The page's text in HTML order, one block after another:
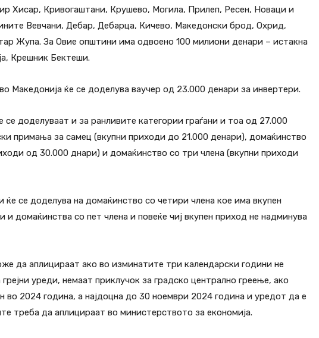
Хисар, Кривогаштани, Крушево, Могила, Прилеп, Ресен, Новаци и
Вевчани, Дебар, Дебарца, Кичево, Македонски брод, Охрид,
Жупа. За Овие општини има одвоено 100 милиони денари – истакна
Крешник Бектеши.
Македонија ќе се доделува ваучер од 23.000 денари за инвертери.
се доделуваат и за ранливите категории граѓани и тоа од 27.000
примања за самец (вкупни приходи до 21.000 денари), домаќинство
од 30.000 днари) и домаќинство со три члена (вкупни приходи
ќе се доделува на домаќинство со четири члена кое има вкупен
домаќинства со пет члена и повеќе чиј вкупен приход не надминува
да аплицираат ако во изминатите три календарски години не
уреди, немаат приклучок за градско централно греење, ако
во 2024 година, а најдоцна до 30 ноември 2024 година и уредот да е
треба да аплицираат во министерството за економија.